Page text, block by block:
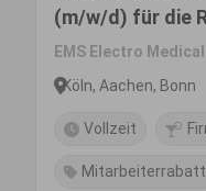
(m/w/d) für die
Bonn, Aachen -
Produktsegment
EMS Electro
Köln, Aachen, Bonn
Vollzeit